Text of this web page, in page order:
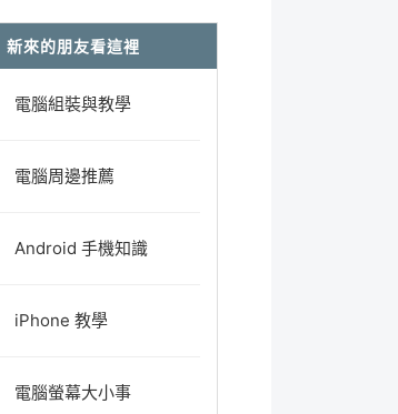
新來的朋友看這裡
電腦組裝與教學
電腦周邊推薦
Android 手機知識
iPhone 教學
電腦螢幕大小事